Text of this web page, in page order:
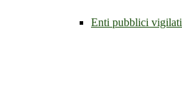
Enti pubblici vigilati